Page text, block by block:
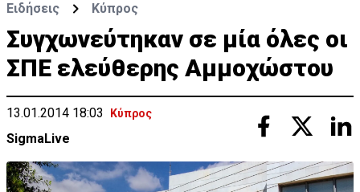
Ειδήσεις Κύπρος
Συγχωνεύτηκαν σε μία όλες οι
ΣΠΕ ελεύθερης Αμμοχώστου
13.01.2014 18:03 Κύπρος
SigmaLive